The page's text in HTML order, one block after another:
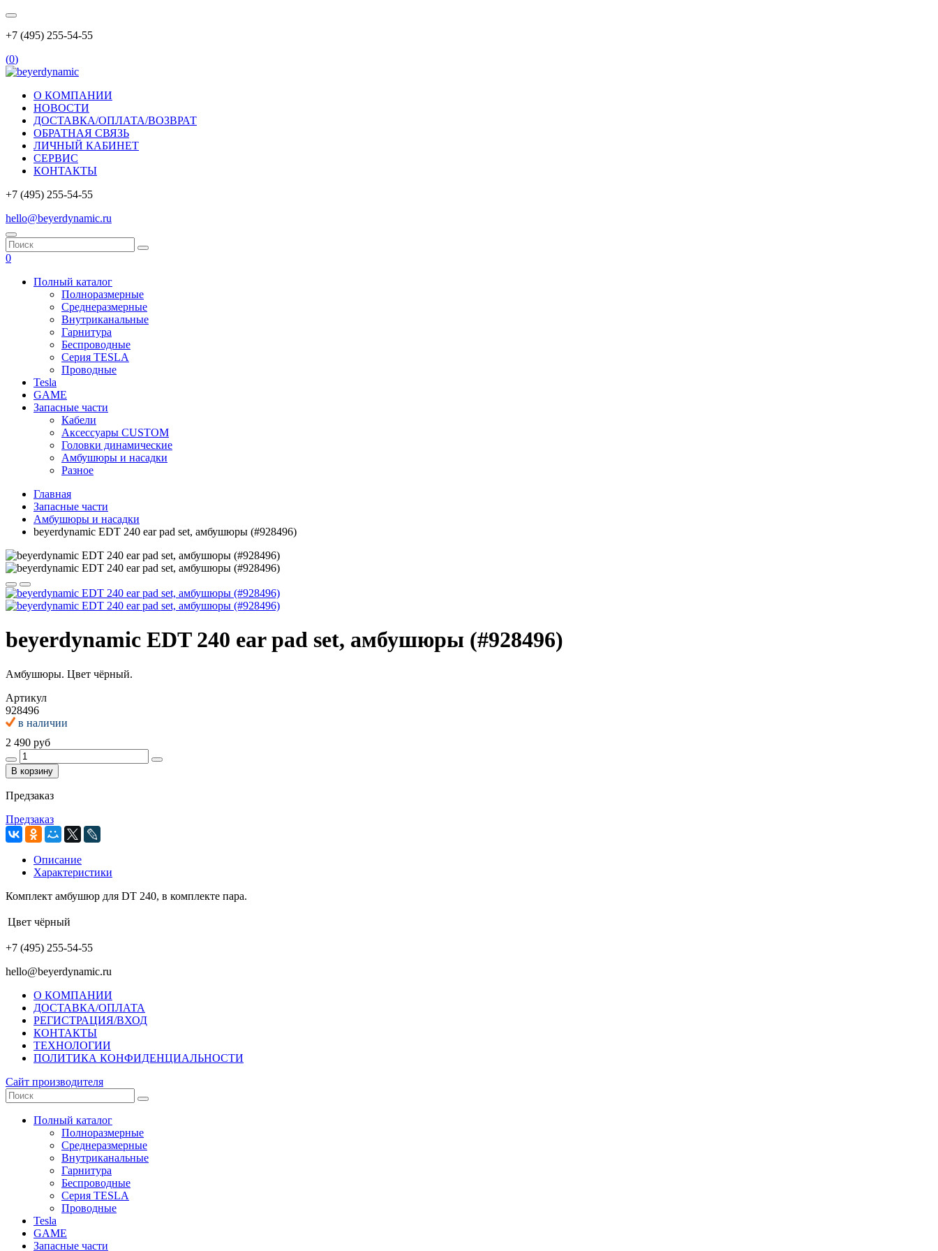
+7 (495) 255-54-55
(0)
О КОМПАНИИ
НОВОСТИ
ДОСТАВКА/ОПЛАТА/ВОЗВРАТ
ОБРАТНАЯ СВЯЗЬ
ЛИЧНЫЙ КАБИНЕТ
СЕРВИС
КОНТАКТЫ
+7 (495) 255-54-55
hello@beyerdynamic.ru
0
Полный каталог
Полноразмерные
Среднеразмерные
Внутриканальные
Гарнитура
Беспроводные
Серия TESLA
Проводные
Tesla
GAME
Запасные части
Кабели
Аксессуары CUSTOM
Головки динамические
Амбушюры и насадки
Разное
Главная
Запасные части
Амбушюры и насадки
beyerdynamic EDT 240 ear pad set, амбушюры (#928496)
beyerdynamic EDT 240 ear pad set, амбушюры (#928496)
Амбушюры. Цвет чёрный.
Артикул
928496
в наличии
2 490 руб
В корзину
Предзаказ
Предзаказ
Описание
Характеристики
Комплект амбушюр для DT 240, в комплекте пара.
Цвет чёрный
+7 (495) 255-54-55
hello@beyerdynamic.ru
О КОМПАНИИ
ДОСТАВКА/ОПЛАТА
РЕГИСТРАЦИЯ/ВХОД
КОНТАКТЫ
ТЕХНОЛОГИИ
ПОЛИТИКА КОНФИДЕНЦИАЛЬНОСТИ
Сайт производителя
Полный каталог
Полноразмерные
Среднеразмерные
Внутриканальные
Гарнитура
Беспроводные
Серия TESLA
Проводные
Tesla
GAME
Запасные части